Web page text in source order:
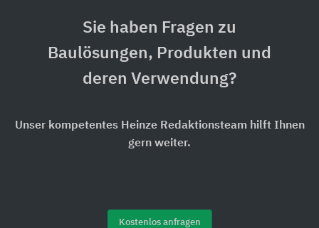
Sie haben Fragen zu
Baulösungen, Produkten und
deren Verwendung?
Unser kompetentes Heinze Redaktionsteam hilft Ihnen
gern weiter.
Kostenlos anfragen